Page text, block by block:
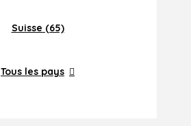
Suisse (65)
Tous les pays